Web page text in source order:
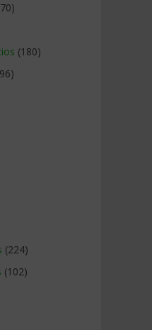
(180)
(224)
(102)